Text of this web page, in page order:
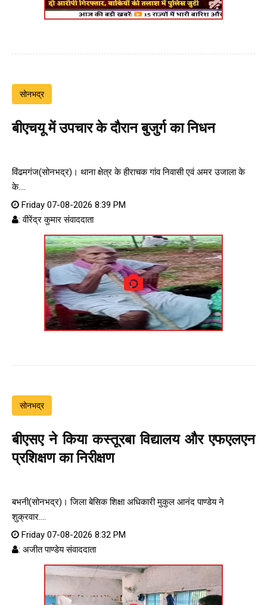
सोनभद्र
बीएचयू में उपचार के दौरान बुजुर्ग का निधन
विंढमगंज(सोनभद्र)। थाना क्षेत्र के हीराचक गांव निवासी एवं अमर उजाला के
के....
Friday 07-08-2026 8:39 PM
: वीरेंद्र कुमार संवाददाता
सोनभद्र
बीएसए ने किया कस्तूरबा विद्यालय और एफएलएन
प्रशिक्षण का निरीक्षण
बभनी(सोनभद्र)। जिला बेसिक शिक्षा अधिकारी मुकुल आनंद पाण्डेय ने
शुक्रवार....
Friday 07-08-2026 8:32 PM
: अजीत पाण्डेय संवाददाता